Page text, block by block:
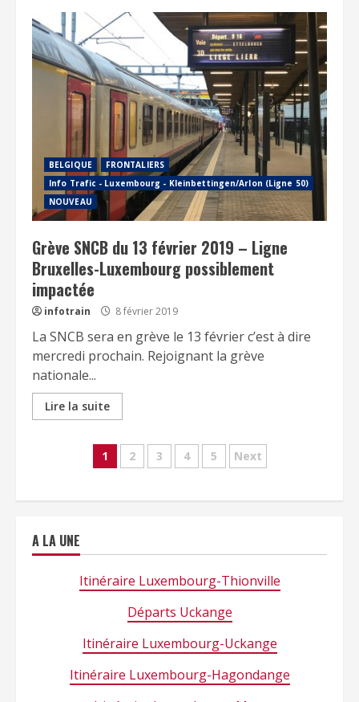
BELGIQUE
FRONTALIERS
Info Trafic - Luxembourg - Kleinbettingen/Arlon (Ligne 50)
NOUVEAU
Grève SNCB du 13 février 2019 – Ligne
Bruxelles-Luxembourg possiblement
impactée
infotrain 8 février 2019
La SNCB sera en grève le 13 février c’est à dire
mercredi prochain. Rejoignant la grève
nationale...
Lire la suite
Navigation
des
1 2 3 4 5 Next
A LA UNE
Itinéraire Luxembourg-Thionville
Départs Uckange
Itinéraire Luxembourg-Uckange
Itinéraire Luxembourg-Hagondange